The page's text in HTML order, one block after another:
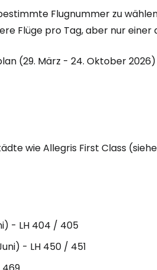
Flugnummer zu
Flüge pro Tag, aber nur
(29. März - 24. Oktober
wie Allegris First Class
- LH 404 / 405
- LH 450 / 451